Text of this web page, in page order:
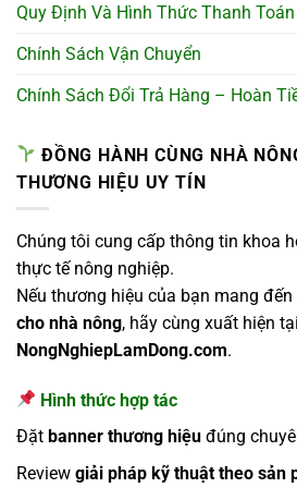
Quy Định Và Hình Thức Thanh Toán
Chính Sách Vận Chuyển
Chính Sách Đổi Trả Hàng – Hoàn
ĐỒNG HÀNH CÙNG NHÀ
THƯƠNG HIỆU UY TÍN
Chúng tôi cung cấp thông tin khoa
thực tế nông nghiệp.
Nếu thương hiệu của bạn mang đến
cho nhà nông, hãy cùng xuất hiện tại
NongNghiepLamDong.com.
Hình thức hợp tác
Đặt banner thương hiệu đúng
Review giải pháp kỹ thuật theo sản